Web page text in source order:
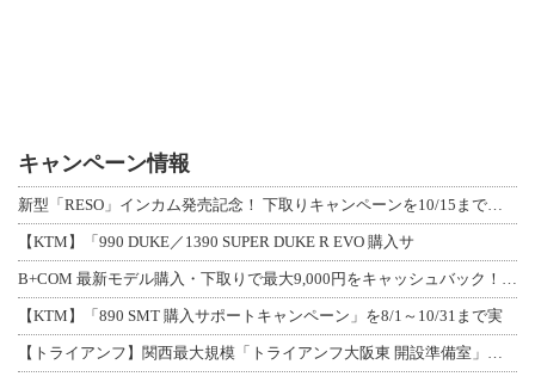
キャンペーン情報
新型「RESO」インカム発売記念！ 下取りキャンペーンを10/15まで延長して開
【KTM】「990 DUKE／1390 SUPER DUKE R EVO 購入サ
B+COM 最新モデル購入・下取りで最大9,000円をキャッシュバック！「B+F
【KTM】「890 SMT 購入サポートキャンペーン」を8/1～10/31まで実
【トライアンフ】関西最大規模「トライアンフ大阪東 開設準備室」がオープン！ 限定